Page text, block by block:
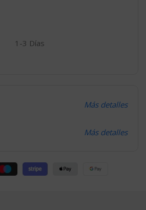
1-3 Días
Más detalles
Más detalles